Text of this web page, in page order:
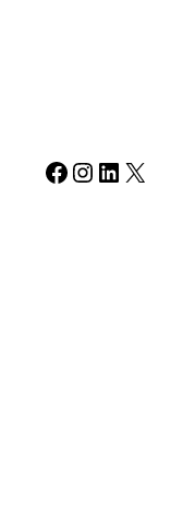
Facebook Instagram LinkedIn X